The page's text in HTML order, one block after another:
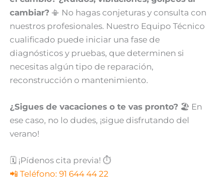
cambiar? 📳 No hagas conjeturas y consulta con
nuestros profesionales. Nuestro Equipo Técnico
cualificado puede iniciar una fase de
diagnósticos y pruebas, que determinen si
necesitas algún tipo de reparación,
reconstrucción o mantenimiento.
¿Sigues de vacaciones o te vas pronto? 🏖️ En
ese caso, no lo dudes, ¡sigue disfrutando del
verano!
🗓 ¡Pídenos cita previa! ⏱
📲 Teléfono: 91 644 44 22